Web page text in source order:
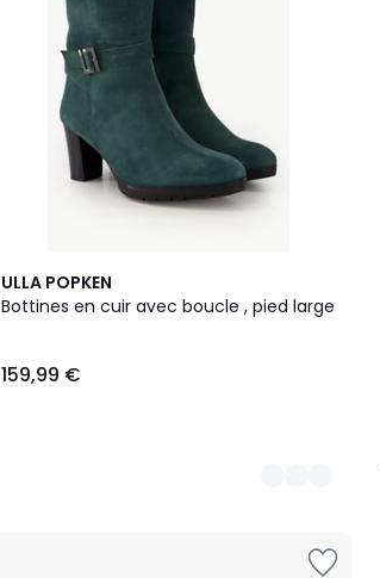
ULLA POPKEN
Bottines en cuir avec boucle , pied large
159,99 €
2
Couleurs